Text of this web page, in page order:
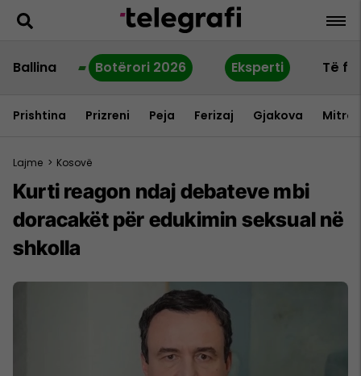
Ballina Botërori 2026 Eksperti Të
Prishtina Prizreni Peja Ferizaj Gjakova
Lajme > Kosovë
Kurti reagon ndaj debateve mbi
doracakët për edukimin seksual në
shkolla